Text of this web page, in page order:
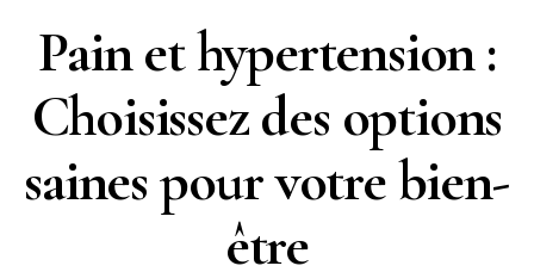
Pain et hypertension :
Choisissez des options
saines pour votre bien-
être